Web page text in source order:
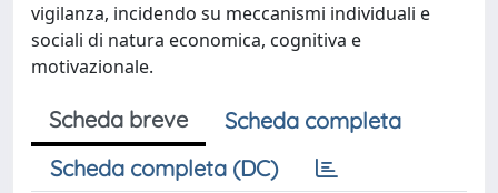
vigilanza, incidendo su meccanismi individuali e
sociali di natura economica, cognitiva e
motivazionale.
Scheda breve
Scheda completa
Scheda completa (DC)